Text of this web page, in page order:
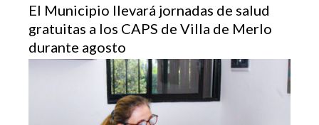
El Municipio llevará jornadas de salud
gratuitas a los CAPS de Villa de Merlo
durante agosto